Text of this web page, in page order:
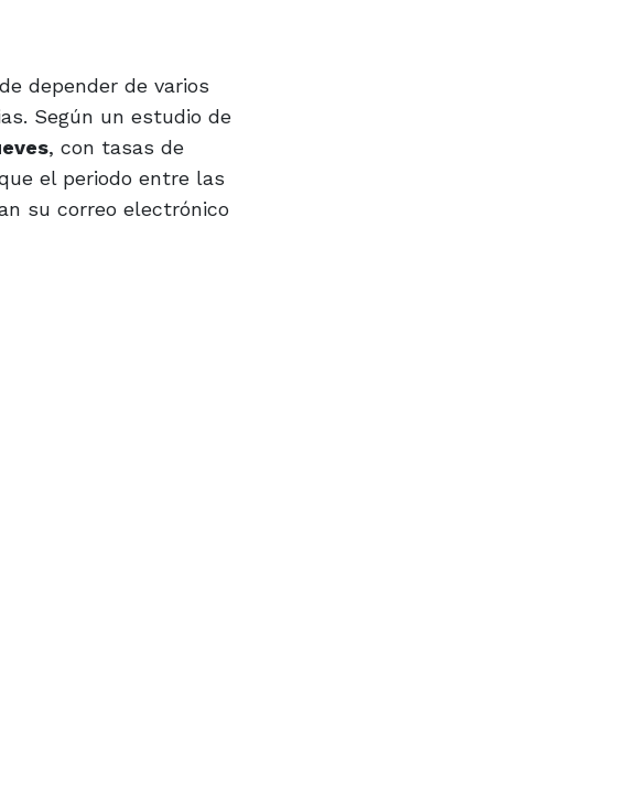
depender de varios
Según un estudio de
, con tasas de
el periodo entre las
su correo electrónico